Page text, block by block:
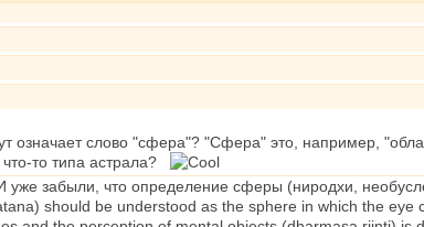
означает слово "сфера"? "Сфера" это, например,
то типа астрала?
забыли, что определение сферы (ниродхи,
should bе understood as the sphere in which the